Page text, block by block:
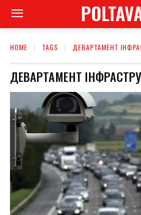
HOME TAGS ДЕВАРТАМЕНТ
ДЕВАРТАМЕНТ